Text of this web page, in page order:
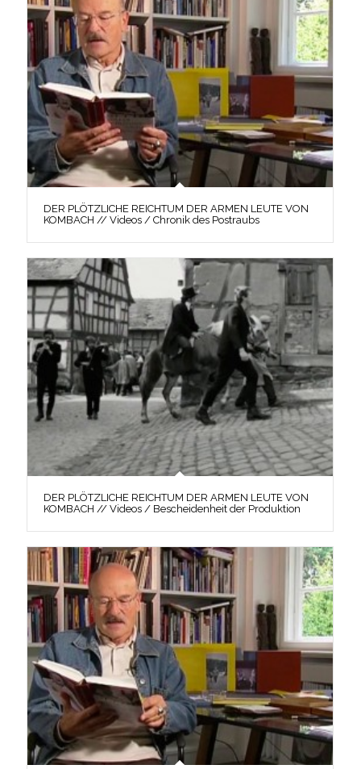
DER PLÖTZLICHE REICHTUM DER ARMEN LEUTE VON
KOMBACH // Videos / Chronik des Postraubs
DER PLÖTZLICHE REICHTUM DER ARMEN LEUTE VON
KOMBACH // Videos / Bescheidenheit der Produktion